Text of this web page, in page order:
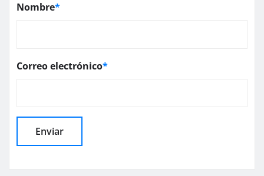
Nombre*
Correo electrónico*